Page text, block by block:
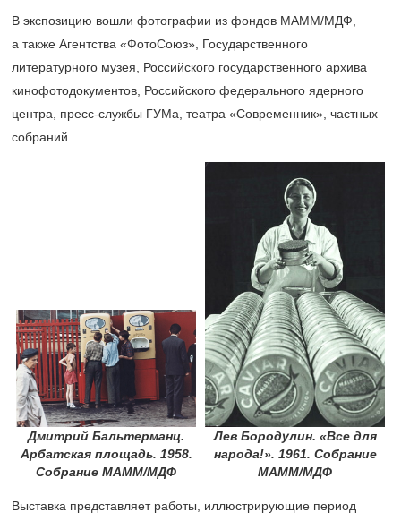
В экспозицию вошли фотографии из фондов МАММ/МДФ,
а также Агентства «ФотоСоюз», Государственного
литературного музея, Российского государственного архива
кинофотодокументов, Российского федерального ядерного
центра, пресс-службы ГУМа, театра «Современник», частных
собраний.
Дмитрий Бальтерманц.
Арбатская площадь. 1958.
Собрание МАММ/МДФ
Лев Бородулин. «Все для
народа!». 1961. Собрание
МАММ/МДФ
Выставка представляет работы, иллюстрирующие период